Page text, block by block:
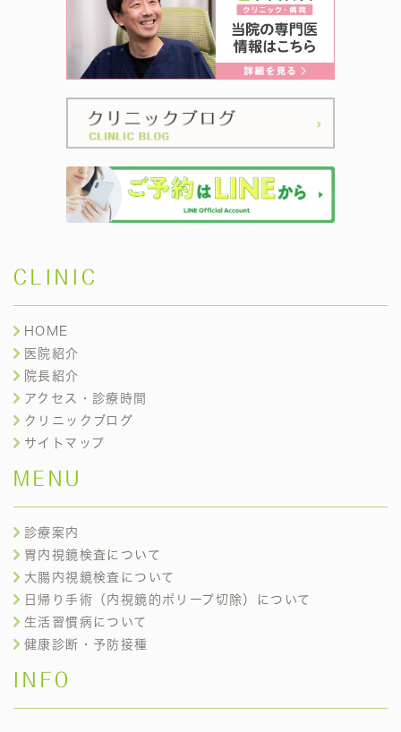
CLINIC
HOME
医院紹介
院長紹介
アクセス・診療時間
クリニックブログ
サイトマップ
MENU
診療案内
胃内視鏡検査について
大腸内視鏡検査について
日帰り手術（内視鏡的ポリープ切除）について
生活習慣病について
健康診断・予防接種
INFO